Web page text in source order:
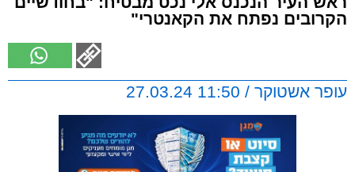
הקרובים נפתח את הקאנטרי"
עופר אשטוקר / 11:50 27.03.24